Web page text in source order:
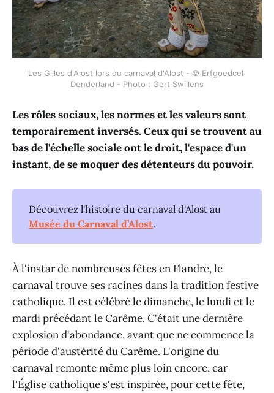
Les Gilles d'Alost lors du carnaval d'Alost - © Erfgoedcel
Denderland - Photo : Gert Swillens
Les rôles sociaux, les normes et les valeurs sont
temporairement inversés. Ceux qui se trouvent au
bas de l'échelle sociale ont le droit, l'espace d'un
instant, de se moquer des détenteurs du pouvoir.
Découvrez l'histoire du carnaval d'Alost au
Musée du Carnaval d’Alost.
À l'instar de nombreuses fêtes en Flandre, le
carnaval trouve ses racines dans la tradition festive
catholique. Il est célébré le dimanche, le lundi et le
mardi précédant le Carême. C'était une dernière
explosion d'abondance, avant que ne commence la
période d'austérité du Carême. L'origine du
carnaval remonte même plus loin encore, car
l'Église catholique s'est inspirée, pour cette fête,